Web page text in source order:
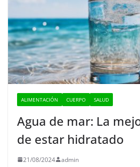
ALIMENTACIÓN CUERPO SALUD
Agua de mar: La
de estar hidratado
21/08/2024 admin